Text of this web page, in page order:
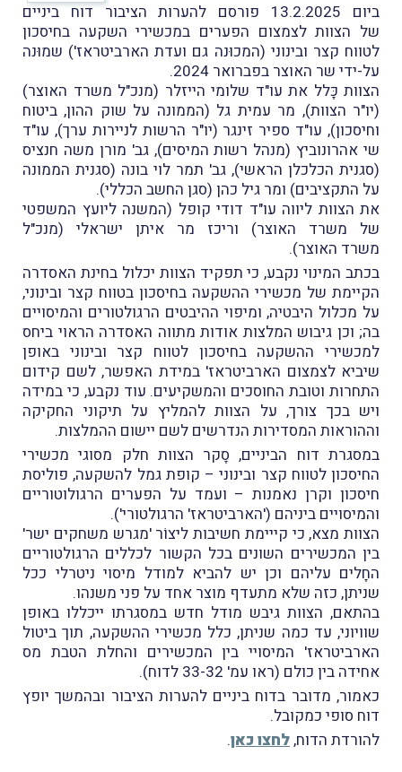
ביום 13.2.2025 פורסם להערות הציבור דוח ביניים
של הצוות לצמצום הפערים במכשירי השקעה בחיסכון
לטווח קצר ובינוני (המכוּנה גם ועדת הארביטראז') שמוּנה
על-ידי שר האוצר בפברואר 2024.
הצוות כָּלל את עו"ד שלומי הייזלר (מנכ"ל משרד האוצר)
(יו"ר הצוות), מר עמית גל (הממונה על שוק ההון, ביטוח
וחיסכון), עו"ד ספיר זינגר (יו"ר הרשות לניירות ערך), עו"ד
שי אהרונוביץ (מנהל רשות המיסים), גב' מורן משה חנציס
(סגנית הכלכלן הראשי), גב' תמר לוי בונה (סגנית הממונה
על התקציבים) ומר גיל כהן (סגן החשב הכללי).
את הצוות ליווה עו"ד דודי קופל (המשנה ליועץ המשפטי
של משרד האוצר) וריכז מר איתן ישראלי (מנכ"ל
משרד האוצר).
בכתב המינוי נקבע, כי תפקיד הצוות יכלול בחינת האסדרה
הקיימת של מכשירי ההשקעה בחיסכון בטווח קצר ובינוני,
על מכלול היבטיה, ומיפוי ההיבטים הרגולטורים והמיסויים
בה; וכן גיבוש המלצות אודות מתווה האסדרה הראוי ביחס
למכשירי ההשקעה בחיסכון לטווח קצר ובינוני באופן
שיביא לצמצום הארביטראז' במידת האפשר, לשם קידום
התחרות וטובת החוסכים והמשקיעים. עוד נקבע, כי במידה
ויש בכך צורך, על הצוות להמליץ על תיקוני החקיקה
וההוראות המסדירות הנדרשים לשם יישום ההמלצות.
במסגרת דוח הביניים, סָקר הצוות חלק מסוגי מכשירי
החיסכון לטווח קצר ובינוני – קופת גמל להשקעה, פוליסת
חיסכון וקרן נאמנות – ועמד על הפערים הרגולוטוריים
והמיסויים ביניהם ('הארביטראז' הרגולטורי').
הצוות מצא, כי קייימת חשיבות ליצוֹר 'מגרש משחקים ישר'
בין המכשירים השונים בכל הקשור לכללים הרגולטוריים
החָלים עליהם וכן יש להביא למודל מיסוי ניטרלי ככל
שניתן, כזה שלא מתעדף מוצר אחד על פני משנהו.
בהתאם, הצוות גיבש מודל חדש במסגרתו ייכללו באופן
שוויוני, עד כמה שניתן, כלל מכשירי ההשקעה, תוך ביטול
הארביטראז' המיסויי בין המכשירים והחלת הטבת מס
אחידה בין כולם (ראו עמ' 33-32 לדוח).
כאמור, מדובר בדוח ביניים להערות הציבור ובהמשך יופץ
דוח סופי כמקובל.
להורדת הדוח,לחצו כאן.